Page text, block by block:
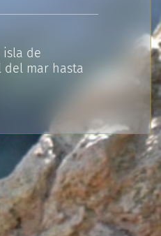
isla de
del mar hasta